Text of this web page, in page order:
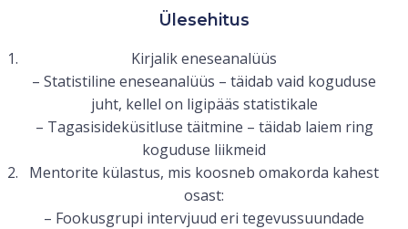
Ülesehitus
Kirjalik eneseanalüüs
– Statistiline eneseanalüüs – täidab vaid koguduse
juht, kellel on ligipääs statistikale
– Tagasisideküsitluse täitmine – täidab laiem ring
koguduse liikmeid
Mentorite külastus, mis koosneb omakorda kahest
osast:
– Fookusgrupi intervjuud eri tegevussuundade